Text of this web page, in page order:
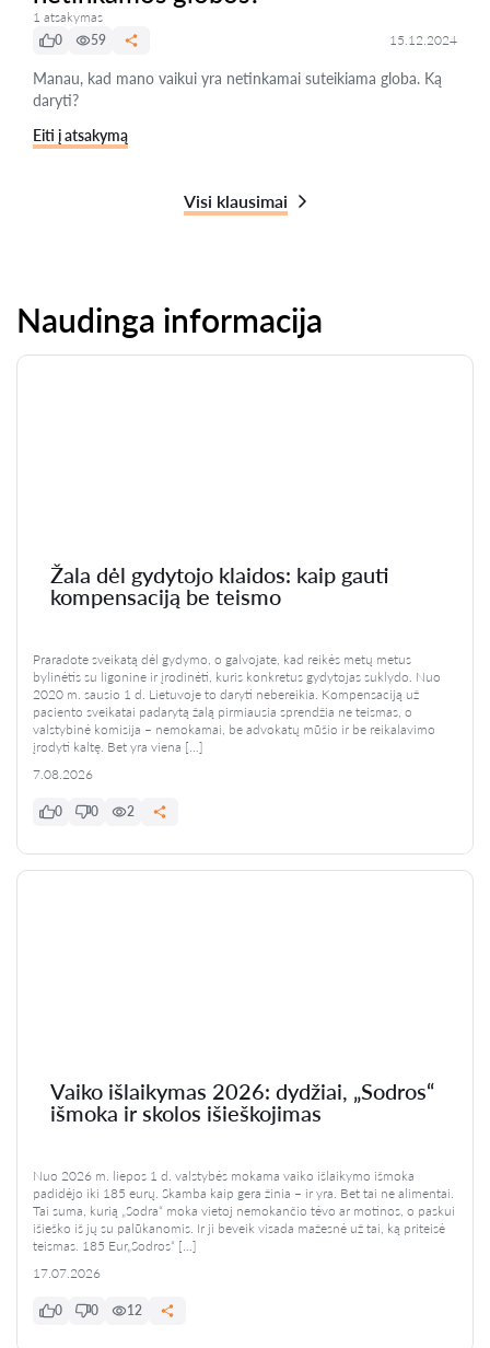
1 atsakymas
0
59 15.12.2024
Manau, kad mano vaikui yra netinkamai suteikiama globa. Ką
daryti?
Eiti į atsakymą
Visi klausimai
Naudinga informacija
Žala dėl gydytojo klaidos: kaip gauti
kompensaciją be teismo
Praradote sveikatą dėl gydymo, o galvojate, kad reikės metų metus
bylinėtis su ligonine ir įrodinėti, kuris konkretus gydytojas suklydo. Nuo
2020 m. sausio 1 d. Lietuvoje to daryti nebereikia. Kompensaciją už
paciento sveikatai padarytą žalą pirmiausia sprendžia ne teismas, o
valstybinė komisija – nemokamai, be advokatų mūšio ir be reikalavimo
įrodyti kaltę. Bet yra viena […]
7.08.2026
0 0 2
Vaiko išlaikymas 2026: dydžiai, „Sodros“
išmoka ir skolos išieškojimas
Nuo 2026 m. liepos 1 d. valstybės mokama vaiko išlaikymo išmoka
padidėjo iki 185 eurų. Skamba kaip gera žinia – ir yra. Bet tai ne alimentai.
Tai suma, kurią „Sodra“ moka vietoj nemokančio tėvo ar motinos, o paskui
išieško iš jų su palūkanomis. Ir ji beveik visada mažesnė už tai, ką priteisė
teismas. 185 Eur„Sodros“ […]
17.07.2026
0 0 12